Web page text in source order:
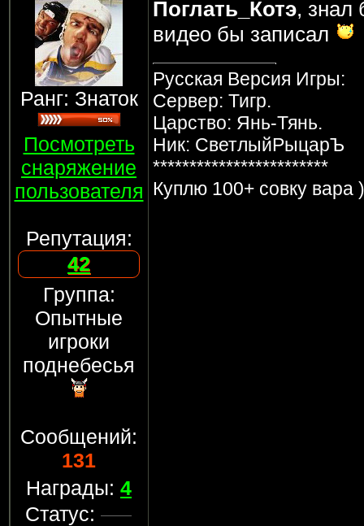
Ранг: Знаток
Посмотреть
снаряжение
пользователя
Репутация:
42
Группа:
Опытные
игроки
поднебесья
Сообщений:
131
Награды: 4
Статус:
Поглать_Котэ, знал
видео бы записал
Русская Версия Игры:
Сервер: Тигр.
Царство: Янь-Тянь.
Ник: СветлыйРыцарЪ
************************
Куплю 100+ совку вара